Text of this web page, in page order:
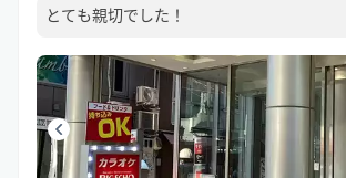
とても親切でした！